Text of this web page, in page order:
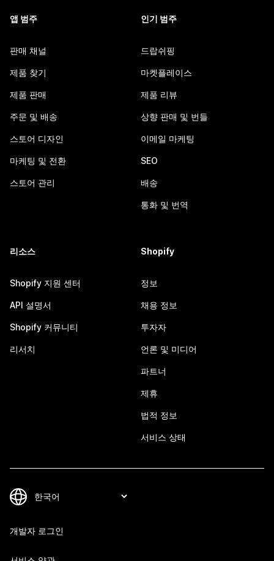
앱 범주
판매 채널
제품 찾기
제품 판매
주문 및 배송
스토어 디자인
마케팅 및 전환
스토어 관리
인기 범주
드랍쉬핑
마켓플레이스
제품 리뷰
상향 판매 및 번들
이메일 마케팅
SEO
배송
통화 및 번역
리소스
Shopify 지원 센터
API 설명서
Shopify 커뮤니티
리서치
Shopify
정보
채용 정보
투자자
언론 및 미디어
파트너
제휴
법적 정보
서비스 상태
개발자 로그인